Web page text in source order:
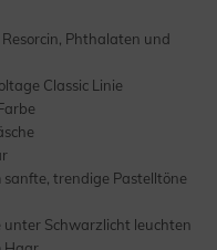
Phthalaten und
Classic Linie
trendige Pastelltöne
Schwarzlicht leuchten